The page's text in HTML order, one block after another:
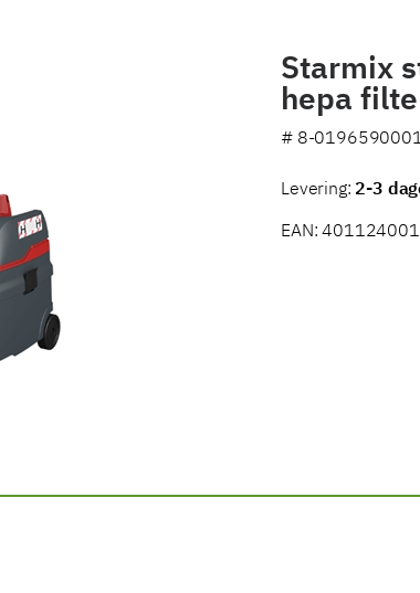
Starmix
hepa
# 8-
Levering: 2-3
EAN: